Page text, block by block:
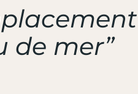
de mer”